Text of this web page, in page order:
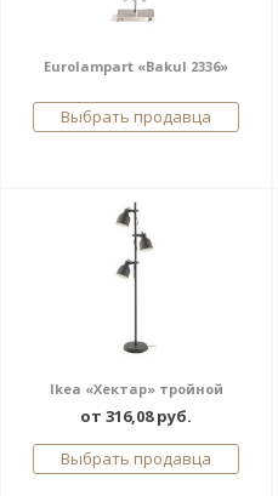
Eurolampart «Bakul 2336»
Выбрать продавца
Ikea «Хектар» тройной
от 316,08 руб.
Выбрать продавца